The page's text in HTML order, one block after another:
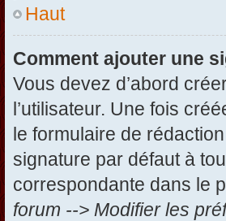
Haut
Comment ajouter une
Vous devez d’abord
l’utilisateur. Une fois
le formulaire de
signature par défaut à
correspondante dans le
forum --> Modifier les